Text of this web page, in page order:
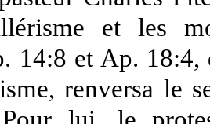
et les
14:8 et Ap. 18:4,
renversa le